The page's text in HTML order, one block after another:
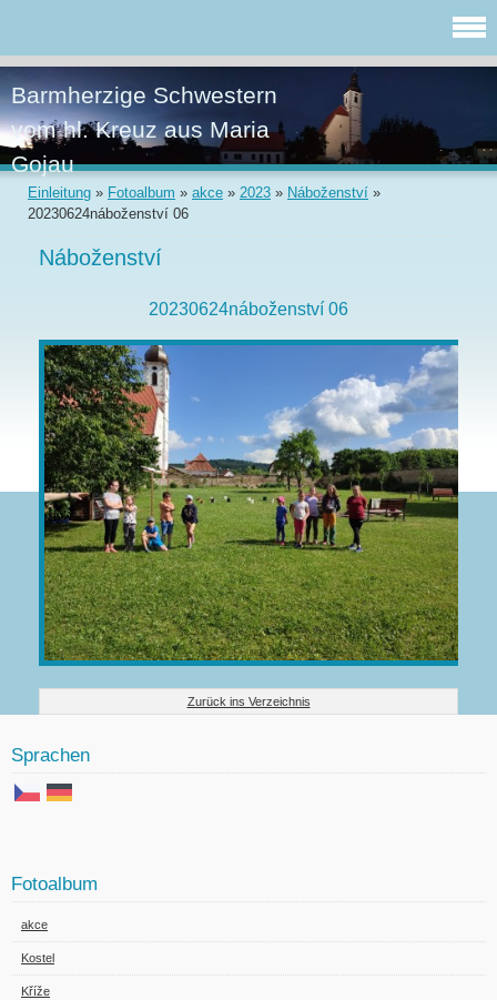
Barmherzige Schwestern
vom hl. Kreuz aus Maria
Gojau
Einleitung » Fotoalbum » akce » 2023 » Náboženství »
20230624náboženství 06
Náboženství
20230624náboženství 06
Zurück ins Verzeichnis
Sprachen
Fotoalbum
akce
Kostel
Kříže